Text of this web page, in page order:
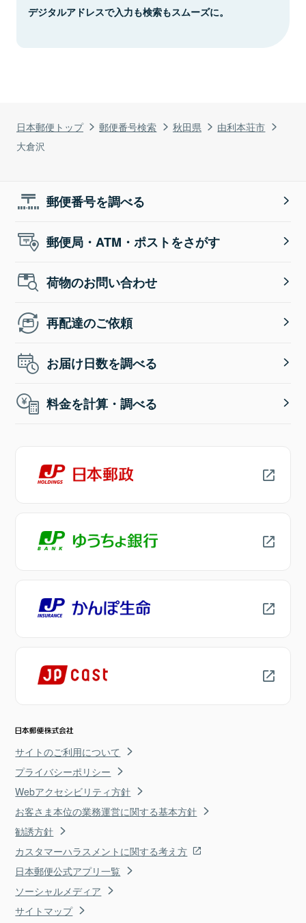
日本郵便トップ 郵便番号検索 秋田県
由利本荘市
大倉沢
デジタルアドレスで入力も検索もスムーズに。
郵便番号を調べる
郵便局・ATM・ポストをさがす
荷物のお問い合わせ
再配達のご依頼
お届け日数を調べる
料金を計算・調べる
サイトのご利用について
プライバシーポリシー
Webアクセシビリティ方針
お客さま本位の業務運営に関する基本方針
勧誘方針
カスタマーハラスメントに関する考え方
日本郵便公式アプリ一覧
ソーシャルメディア
サイトマップ